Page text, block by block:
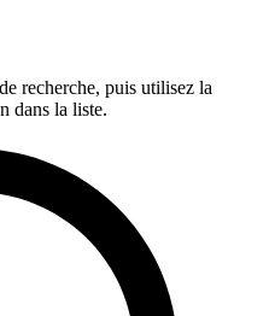
recherche, puis utilisez la
dans la liste.